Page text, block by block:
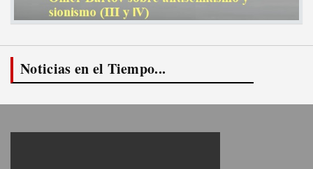
Noticias en el Tiempo...